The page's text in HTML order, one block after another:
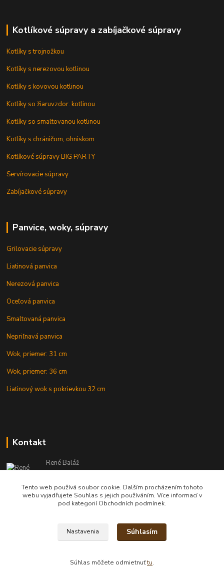
Kotlíkové súpravy a zabíjačkové súpravy
Kotlíky s trojnožkou
Kotlíky s nerezovou kotlinou
Kotlíky s kovovou kotlinou
Kotlíky so žiaruvzdor. kotlinou
Kotlíky so smaltovanou kotlinou
Kotlíky s chráničom, ohniskom
Kotlíkové súpravy BIG PARTY
Servírovacie súpravy
Zabíjačkové súpravy
Panvice, woky, súpravy
Grilovacie súpravy
Liatinová panvica
Nerezová panvica
Oceľová panvica
Smaltovaná panvica
Nepriľnavá panvica
Wok, priemer: 31 cm
Wok, priemer: 36 cm
Liatinový wok s pokrievkou 32 cm
Kontakt
René Baláž
Eshop: +421 902 212 007
od 8:00 - do 16:00 hod
info@kotlikyshop.sk
Copyright © 2014-2030 KOTLIKYSHOP.sk, všetky práva vyhradené
Tento web používá soubor cookie. Dalším procházením tohoto
webu vyjadřujete Souhlas s jejich používáním. Více informací v
pod kategorií Obchodních podmínek.
Nastavenia Súhlasím
Súhlas môžete odmietnuťtu.